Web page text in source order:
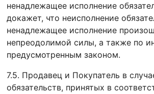
ненадлежащее исполнение
докажет, что неисполнение
ненадлежащее исполнение
непреодолимой силы, а также по
предусмотренным законом.
7.5. Продавец и Покупатель в
обязательств, принятых в